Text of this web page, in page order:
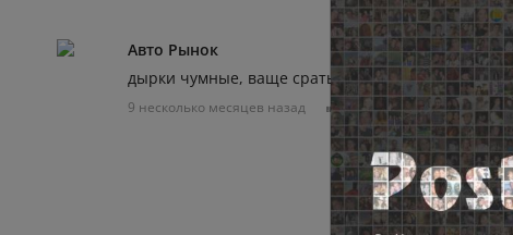
Авто Рынок
дырки чумные, ваще срать
9 несколько месяцев назад 0 0 Отвечать